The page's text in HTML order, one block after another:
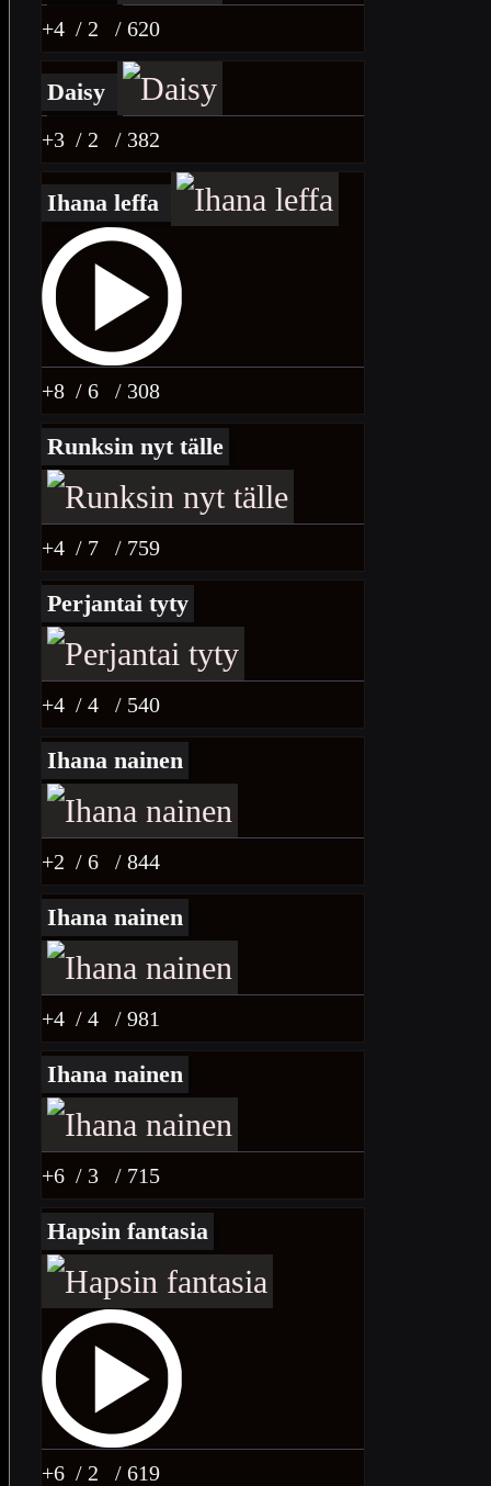
+4 / 2 / 620
Daisy
+3 / 2 / 382
Ihana leffa
+8 / 6 / 308
Runksin nyt tälle
+4 / 7 / 759
Perjantai tyty
+4 / 4 / 540
Ihana nainen
+2 / 6 / 844
Ihana nainen
+4 / 4 / 981
Ihana nainen
+6 / 3 / 715
Hapsin fantasia
+6 / 2 / 619